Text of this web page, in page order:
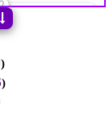
)
)